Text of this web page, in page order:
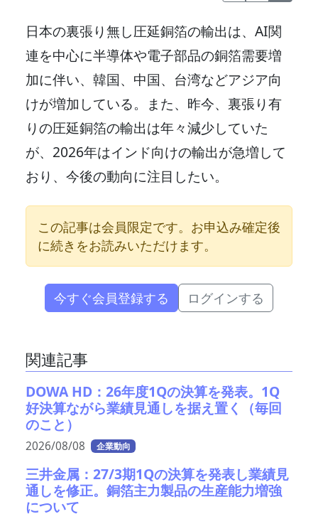
日本の裏張り無し圧延銅箔の輸出は、AI関
連を中心に半導体や電子部品の銅箔需要増
加に伴い、韓国、中国、台湾などアジア向
けが増加している。また、昨今、裏張り有
りの圧延銅箔の輸出は年々減少していた
が、2026年はインド向けの輸出が急増して
おり、今後の動向に注目したい。
この記事は会員限定です。お申込み確定後
に続きをお読みいただけます。
今すぐ会員登録する ログインする
関連記事
DOWA HD：26年度1Qの決算を発表。1Q
好決算ながら業績見通しを据え置く（毎回
のこと）
2026/08/08 企業動向
三井金属：27/3期1Qの決算を発表し業績見
通しを修正。銅箔主力製品の生産能力増強
について